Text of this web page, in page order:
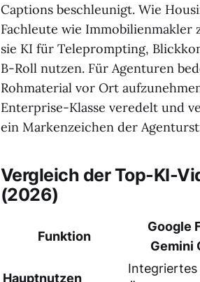
Captions beschleunigt. Wie
Fachleute wie
sie KI für Teleprompting,
B-Roll nutzen. Für Agenturen
Rohmaterial vor Ort
Enterprise-Klasse veredelt und
ein Markenzeichen der
Vergleich der Top-KI-
(2026)
Funktion
Google
Gemini
Hauptnutzen
Integriertes